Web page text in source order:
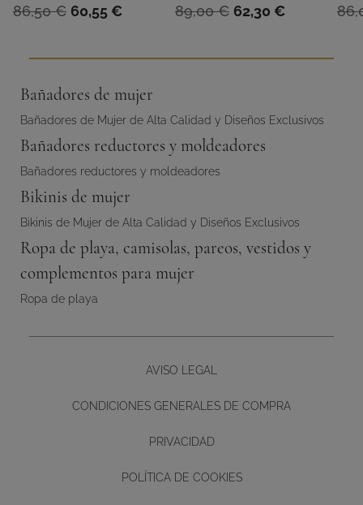
86,50€ El
original
86,50 €.
60,55 €El
actual
60,55 €.
89,00€ El
original
62,30 €El
actual
Bañadores de mujer
Bañadores de Mujer de Alta Calidad y Diseños Exclusivos
Bañadores reductores y moldeadores
Bañadores reductores y moldeadores
Bikinis de mujer
Bikinis de Mujer de Alta Calidad y Diseños Exclusivos
Ropa de playa, camisolas, pareos, vestidos y
complementos para mujer
Ropa de playa
AVISO LEGAL
CONDICIONES GENERALES DE COMPRA
PRIVACIDAD
POLÍTICA DE COOKIES